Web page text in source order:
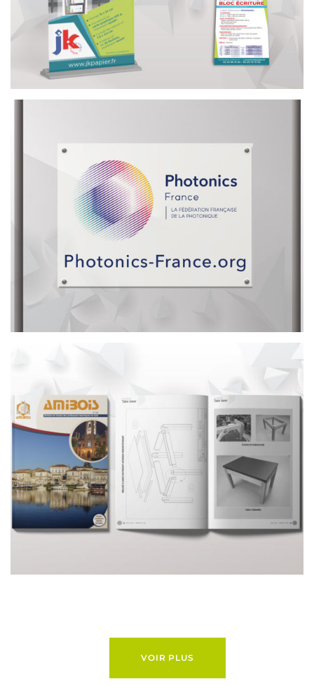
OUTILS DE COMMUNICATION
REVUE / MAGAZINE
VOIR PLUS